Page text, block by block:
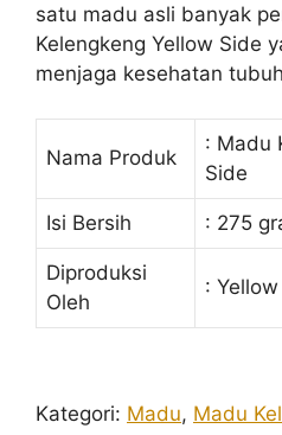
satu madu asli banyak
Kelengkeng Yellow Side
menjaga kesehatan
Nama Produk
: Madu
Side
Isi Bersih : 275
Diproduksi
Oleh
:
Kategori: Madu, Madu